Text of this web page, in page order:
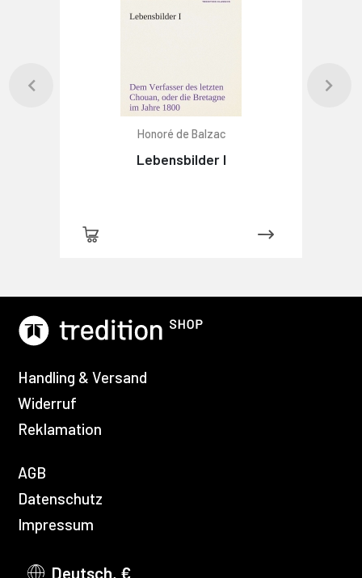
Honoré de Balzac
Lebensbilder I
Handling & Versand
Widerruf
Reklamation
AGB
Datenschutz
Impressum
Deutsch, €